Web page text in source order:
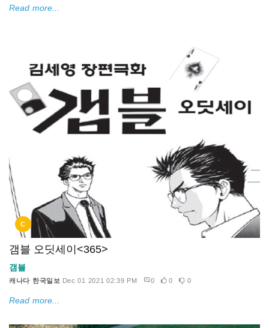
Read more...
C
갬블 오딧세이<365>
갬블
캐나다 한국일보 Dec 01 2021 02:39 PM 0 0 0
Read more...